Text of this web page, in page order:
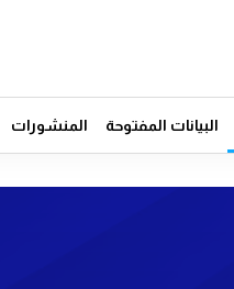
البيانات المفتوحة المنشورات